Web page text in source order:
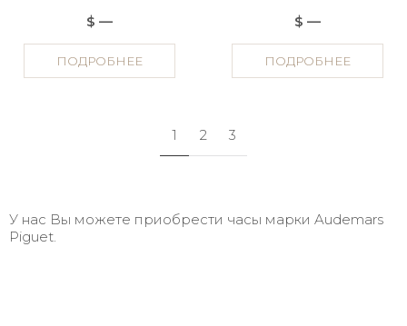
$ —
ПОДРОБНЕЕ
$ —
ПОДРОБНЕЕ
1 2 3
У нас Вы можете приобрести часы марки Audemars
Piguet.